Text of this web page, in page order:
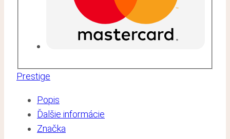
Prestige
Popis
Ďalšie informácie
Značka